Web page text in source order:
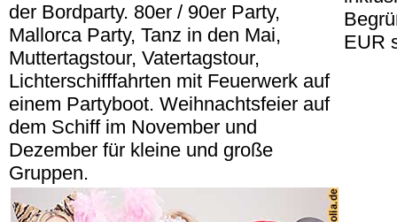
der Bordparty. 80er / 90er Party,
Mallorca Party, Tanz in den Mai,
Muttertagstour, Vatertagstour,
Lichterschifffahrten mit Feuerwerk auf
einem Partyboot. Weihnachtsfeier auf
dem Schiff im November und
Dezember für kleine und große
Gruppen.
EUR